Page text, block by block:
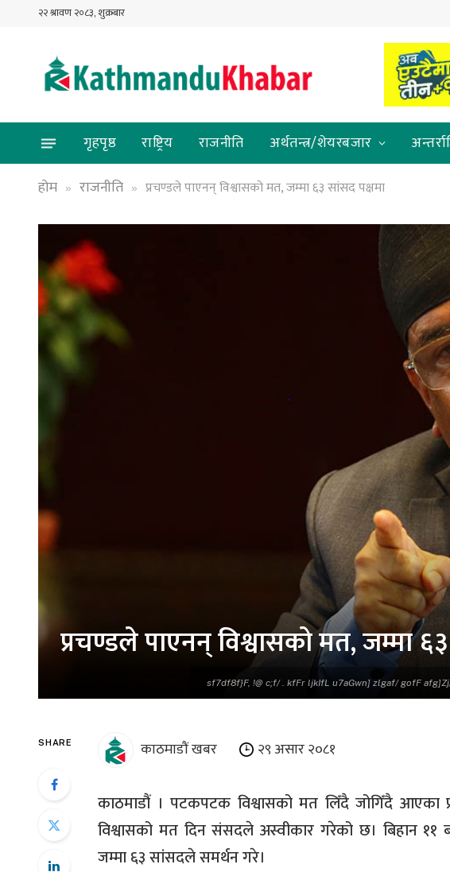
२२ श्रावण २०८३, शुक्रबार
गृहपृष्ठ राष्ट्रिय राजनीति अर्थतन्त्र/शेयरबजार
होम
» राजनीति » प्रचण्डले पाएनन् विश्वासको मत, जम्मा ६३ सांसद पक्षमा
sf7df8f}F, !@ c;f/ . kfFr ljkIfL u7aGwn] zlgaf/ gofF
प्रचण्डले पाएनन् विश्वासको मत, जम्मा
SHARE काठमाडौं खबर २९ असार २०८१
काठमाडौं । पटकपटक विश्वासको मत लिँदै जोगिँदै आएका
विश्वासको मत दिन संसदले अस्वीकार गरेको छ। बिहान
जम्मा ६३ सांसदले समर्थन गरे।